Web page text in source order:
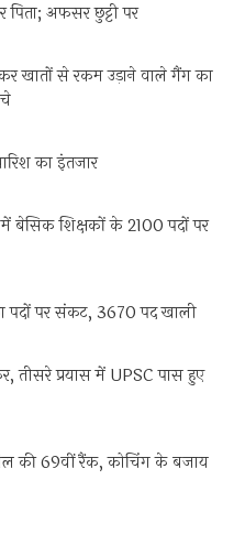
पिता; अफसर छुट्टी पर
कर खातों से रकम उड़ाने वाले गैंग का
का इंतजार
बेसिक शिक्षकों के 2100 पदों पर
पदों पर संकट, 3670 पद खाली
प्रयास में UPSC पास हुए
की 69वीं रैंक, कोचिंग के बजाय